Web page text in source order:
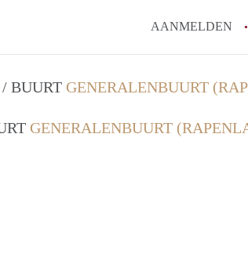
AANMELDEN
BUURT GENERALENBUURT
GENERALENBUURT